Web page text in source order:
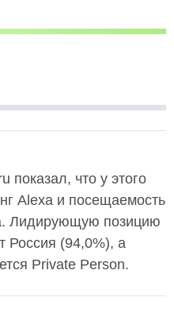
показал, что у этого
Alexa и посещаемость
Лидирующую позицию
Россия (94,0%), а
Private Person.